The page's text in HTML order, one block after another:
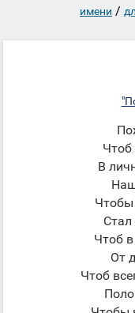
имени /
Чтоб
В
Чтобы
Стал
Чтоб
От
Чтоб